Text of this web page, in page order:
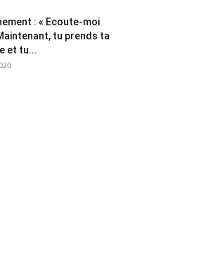
: « Ecoute-moi
tu prends ta
et tu...